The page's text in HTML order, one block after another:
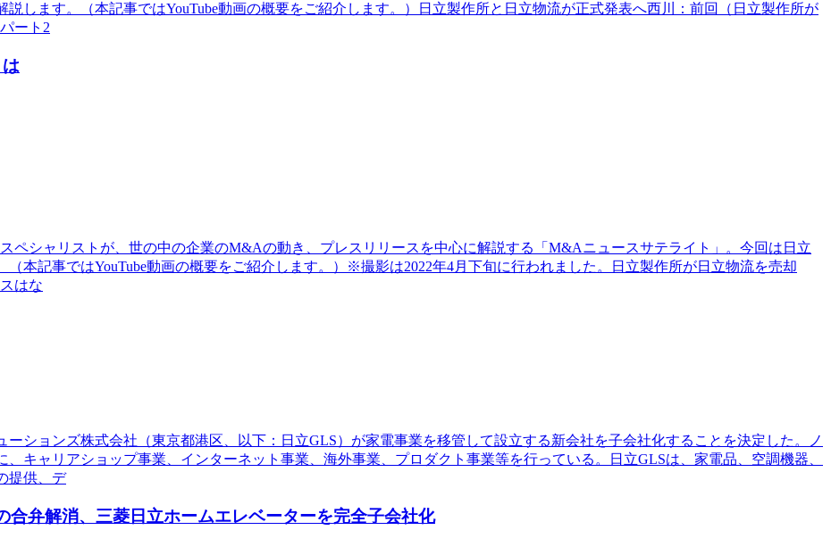
します。（本記事ではYouTube動画の概要をご紹介します。）日立製作所と日立物流が正式発表へ西川：前回（日立製作所が
ート2
ペシャリストが、世の中の企業のM&Aの動き、プレスリリースを中心に解説する「M&Aニュースサテライト」。今回は日立
本記事ではYouTube動画の概要をご紹介します。）※撮影は2022年4月下旬に行われました。日立製作所が日立物流を売却
はな
ションズ株式会社（東京都港区、以下：日立GLS）が家電事業を移管して設立する新会社を子会社化することを決定した。ノ
キャリアショップ事業、インターネット事業、海外事業、プロダクト事業等を行っている。日立GLSは、家電品、空調機器、
提供、デ
弁解消、三菱日立ホームエレベーターを完全子会社化